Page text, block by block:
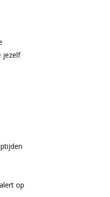
jezelf
op